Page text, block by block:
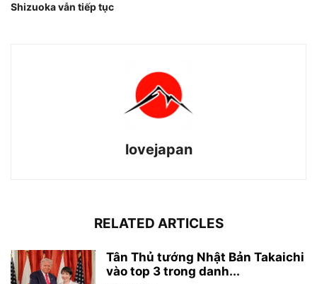
Shizuoka vẫn tiếp tục
lovejapan
RELATED ARTICLES
Tân Thủ tướng Nhật Bản Takaichi
vào top 3 trong danh...